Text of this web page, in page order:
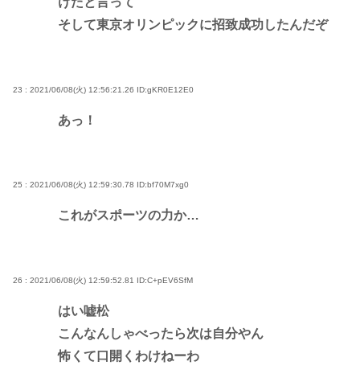
そして東京オリンピックに招致成功したんだぞ
23 : 2021/06/08(火) 12:56:21.26 ID:gKR0E12E0
あっ！
25 : 2021/06/08(火) 12:59:30.78 ID:bf70M7xg0
これがスポーツの力か…
26 : 2021/06/08(火) 12:59:52.81 ID:C+pEV6SfM
はい嘘松
こんなんしゃべったら次は自分やん
怖くて口開くわけねーわ